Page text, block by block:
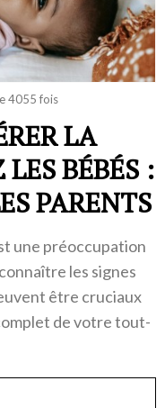
4055 fois
LA
BÉBÉS :
PARENTS
une préoccupation
les signes
être cruciaux
de votre tout-